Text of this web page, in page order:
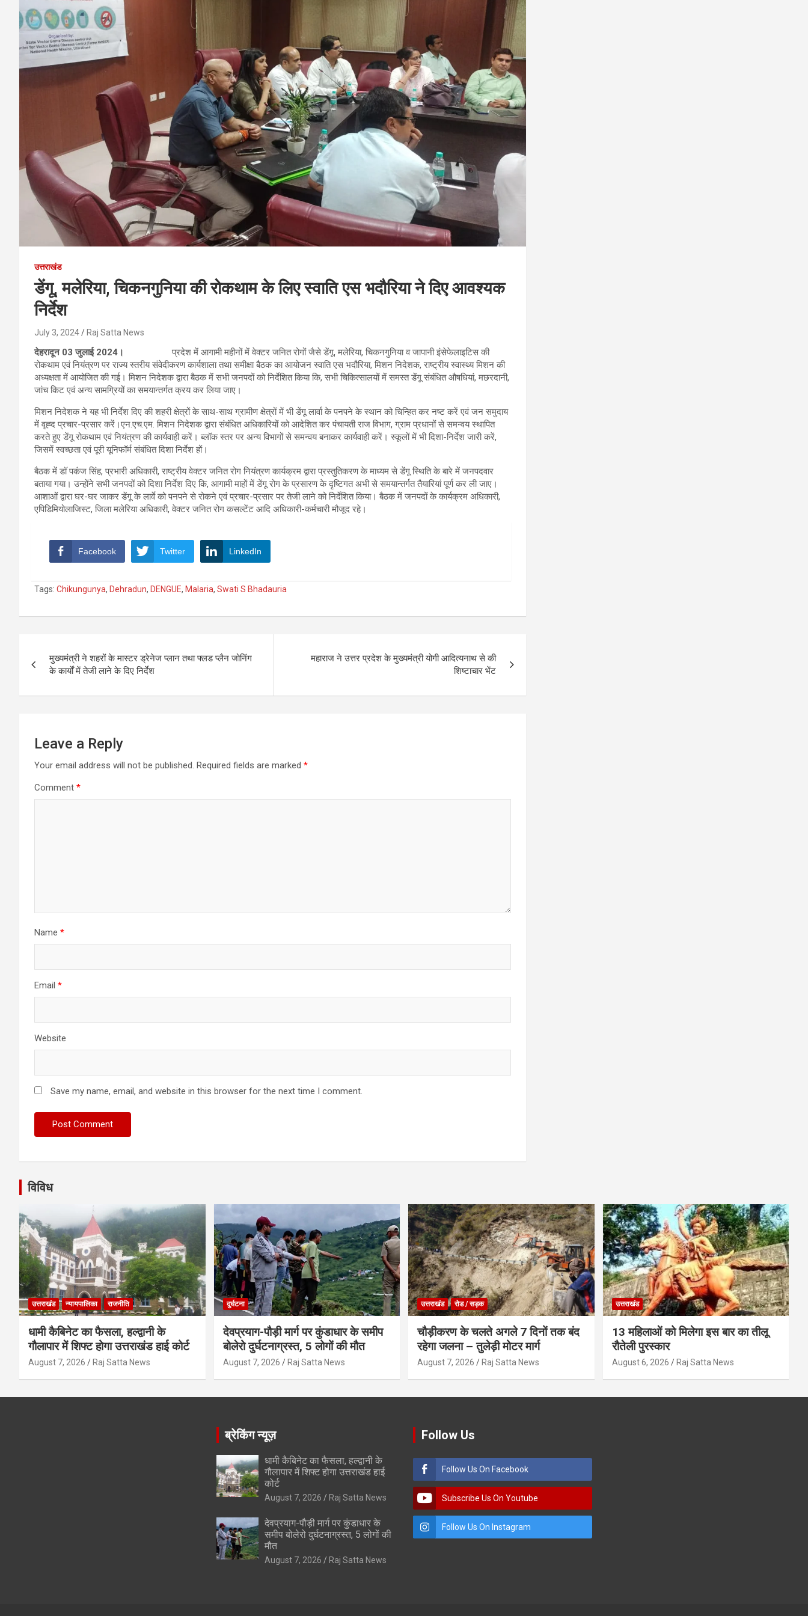
उत्तराखंड
डेंगू, मलेरिया, चिकनगुनिया की रोकथाम के लिए स्वाति एस भदौरिया ने दिए आवश्यक
निर्देश
July 3, 2024 Raj Satta News
देहरादून 03 जुलाई 2024।
प्रदेश में आगामी महीनों में वेक्टर जनित रोगों जैसे डेंगू, मलेरिया, चिकनगुनिया व जापानी इंसेफेलाइटिस की
रोकथाम एवं नियंत्रण पर राज्य स्तरीय संवेदीकरण कार्यशाला तथा समीक्षा बैठक का आयोजन स्वाति एस भदौरिया, मिशन निदेशक, राष्ट्रीय स्वास्थ्य मिशन की
अध्यक्षता में आयोजित की गई। मिशन निदेशक द्वारा बैठक में सभी जनपदों को निर्देशित किया कि, सभी चिकित्सालयों में समस्त डेंगू संबंधित औषधियां, मछरदानी,
जांच किट एवं अन्य सामग्रियों का समयान्तर्गत क्रय कर लिया जाए।
मिशन निदेशक ने यह भी निर्देश दिए की शहरी क्षेत्रों के साथ-साथ ग्रामीण क्षेत्रों में भी डेंगू लार्वा के पनपने के स्थान को चिन्हित कर नष्ट करें एवं जन समुदाय
में वृह्द प्रचार-प्रसार करें।एन.एच.एम. मिशन निदेशक द्वारा संबंधित अधिकारियों को आदेशित कर पंचायती राज विभाग, ग्राम प्रधानों से समन्वय स्थापित
करते हुए डेंगू रोकथाम एवं नियंत्रण की कार्यवाही करें। ब्लॉक स्तर पर अन्य विभागों से समन्वय बनाकर कार्यवाही करें। स्कूलों में भी दिशा-निर्देश जारी करें,
जिसमें स्वच्छता एवं पूरी यूनिफॉर्म संबंधित दिशा निर्देश हों।
बैठक में डॉ पकंज सिंह, प्रभारी अधिकारी, राष्ट्रीय वेक्टर जनित रोग नियंत्रण कार्यक्रम द्वारा प्रस्तुतिकरण के माध्यम से डेंगू स्थिति के बारे में जनपदवार
बताया गया। उन्होंने सभी जनपदों को दिशा निर्देश दिए कि, आगामी माहों में डेंगू रोग के प्रसारण के दृष्टिगत अभी से समयान्तर्गत तैयारियां पूर्ण कर ली जाए।
आशाओं द्वारा घर-घर जाकर डेंगू के लार्वे को पनपने से रोकने एवं प्रचार-प्रसार पर तेजी लाने को निर्देशित किया। बैठक में जनपदों के कार्यक्रम अधिकारी,
एपिडिमियोलाजिस्ट, जिला मलेरिया अधिकारी, वेक्टर जनित रोग कसल्टेंट आदि अधिकारी-कर्मचारी मौजूद रहे।
Facebook Twitter LinkedIn
Tags: Chikungunya, Dehradun, DENGUE, Malaria, Swati S Bhadauria
navigation
मुख्यमंत्री ने शहरों के मास्टर ड्रेनेज प्लान तथा फ्लड प्लैन जोनिंग
के कार्यों में तेजी लाने के दिए निर्देश
महाराज ने उत्तर प्रदेश के मुख्यमंत्री योगी आदित्यनाथ से की
शिष्टाचार भेंट
Leave a Reply
Your email address will not be published. Required fields are marked *
Comment *
Name *
Email *
Website
Save my name, email, and website in this browser for the next time I comment.
विविध
उत्तराखंड न्यायपालिका राजनीति
धामी कैबिनेट का फैसला, हल्द्वानी के
गौलापार में शिफ्ट होगा उत्तराखंड हाई कोर्ट
August 7, 2026 Raj Satta News
दुर्घटना
देवप्रयाग-पौड़ी मार्ग पर कुंडाधार के समीप
बोलेरो दुर्घटनाग्रस्त, 5 लोगों की मौत
August 7, 2026 Raj Satta News
उत्तराखंड रोड / सड़क
चौड़ीकरण के चलते अगले 7 दिनों तक बंद
रहेगा जलना – तुलेड़ी मोटर मार्ग
August 7, 2026 Raj Satta News
उत्तराखंड
13 महिलाओं को मिलेगा इस बार का तीलू
रौतेली पुरस्कार
August 6, 2026 Raj Satta News
ब्रेकिंग न्यूज़
धामी कैबिनेट का फैसला, हल्द्वानी के
गौलापार में शिफ्ट होगा उत्तराखंड हाई
कोर्ट
August 7, 2026 Raj Satta News
देवप्रयाग-पौड़ी मार्ग पर कुंडाधार के
समीप बोलेरो दुर्घटनाग्रस्त, 5 लोगों की
मौत
August 7, 2026 Raj Satta News
Follow Us
Follow Us On Facebook
Subscribe Us On Youtube
Follow Us On Instagram